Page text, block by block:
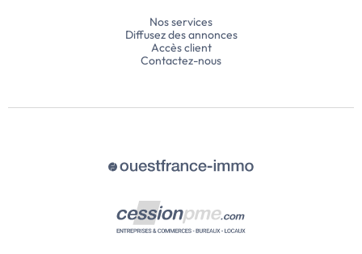
Nos services
Diffusez des annonces
Accès client
Contactez-nous